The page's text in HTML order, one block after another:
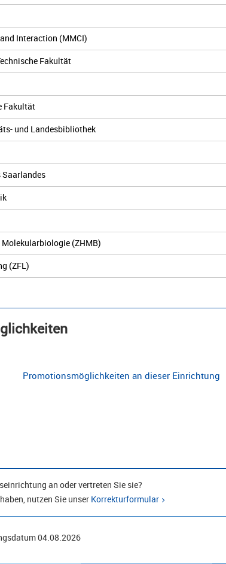
Interaction (MMCI)
Fakultät
Fakultät
und Landesbibliothek
(ZHMB)
(ZFL)
Promotionsmöglichkeiten an dieser Einrichtung
an oder vertreten Sie sie?
nutzen Sie unser Korrekturformular
04.08.2026